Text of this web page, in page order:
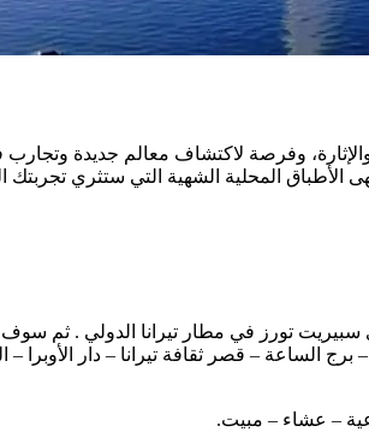
الأطباق المحلية الشهية التي ستثري
تورز في مطار تيرانا الدولي . ثم سوف
الساعة – قصر ثقافة تيرانا – دار
– عشاء – مبيت.